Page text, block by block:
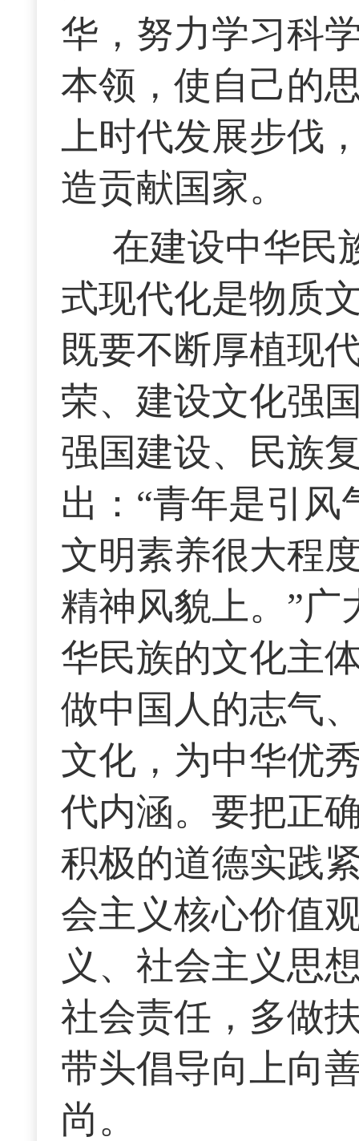
华，努力学习科
本领，使自己的
上时代发展步伐
造贡献国家。
在建设中华民
式现代化是物质
既要不断厚植现
荣、建设文化强
强国建设、民族
出：“青年是引
文明素养很大程
精神风貌上。”广
华民族的文化主
做中国人的志气
文化，为中华优
代内涵。要把正
积极的道德实践
会主义核心价值
义、社会主义思
社会责任，多做
带头倡导向上向
尚。